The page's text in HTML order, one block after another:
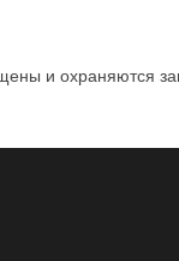
и охраняются